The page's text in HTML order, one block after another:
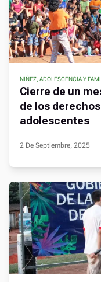
NIÑEZ, ADOLESCENCIA Y
Cierre de un
de los
adolescentes
2 De Septiembre, 2025